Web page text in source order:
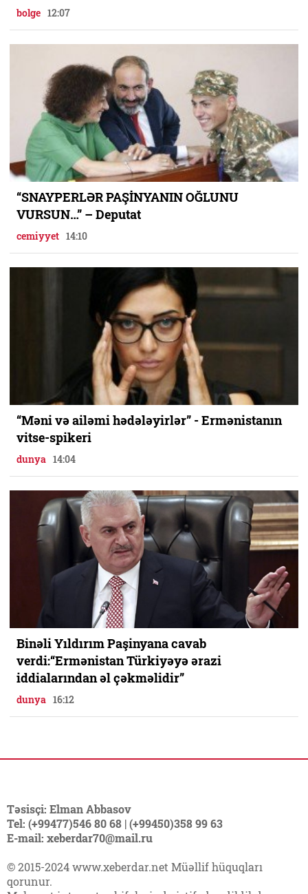
bolge 12:07
“SNAYPERLƏR PAŞİNYANIN OĞLUNU
VURSUN…” – Deputat
cemiyyet 14:10
“Məni və ailəmi hədələyirlər” - Ermənistanın
vitse-spikeri
dunya 14:04
Binəli Yıldırım Paşinyana cavab
verdi:“Ermənistan Türkiyəyə ərazi
iddialarından əl çəkməlidir”
dunya 16:12
Təsisçi: Elman Abbasov
Tel: (+99477)546 80 68 | (+99450)358 99 63
E-mail: xeberdar70@mail.ru
© 2015-2024 www.xeberdar.net Müəllif hüquqları
qorunur.